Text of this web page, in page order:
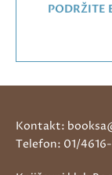
Kontakt:
Telefon: 01/4616-